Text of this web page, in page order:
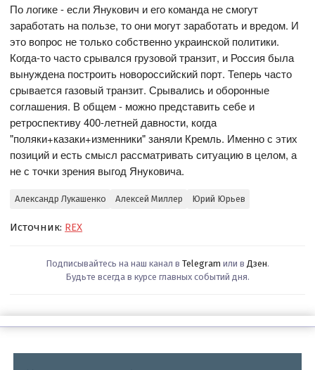
По логике - если Янукович и его команда не смогут
заработать на пользе, то они могут заработать и вредом. И
это вопрос не только собственно украинской политики.
Когда-то часто срывался грузовой транзит, и Россия была
вынуждена построить новороссийский порт. Теперь часто
срывается газовый транзит. Срывались и оборонные
соглашения. В общем - можно представить себе и
ретроспективу 400-летней давности, когда
"поляки+казаки+изменники" заняли Кремль. Именно с этих
позиций и есть смысл рассматривать ситуацию в целом, а
не с точки зрения выгод Януковича.
Александр Лукашенко Алексей Миллер Юрий Юрьев
Источник: REX
Подписывайтесь на наш канал в Telegram или в Дзен.
Будьте всегда в курсе главных событий дня.